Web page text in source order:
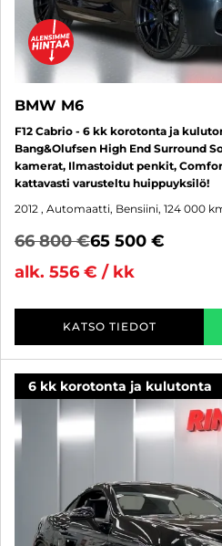
BMW M6
F12 Cabrio - 6 kk korotonta ja
Bang&Olufsen High End Surround
kamerat, Ilmastoidut penkit,
kattavasti varusteltu huippuyksilö!
2012 , Automaatti, Bensiini, 124 000
66 800 €65 500 €
alk. 556 € / kk
KATSO TIEDOT
6 kk korotonta ja kulutonta